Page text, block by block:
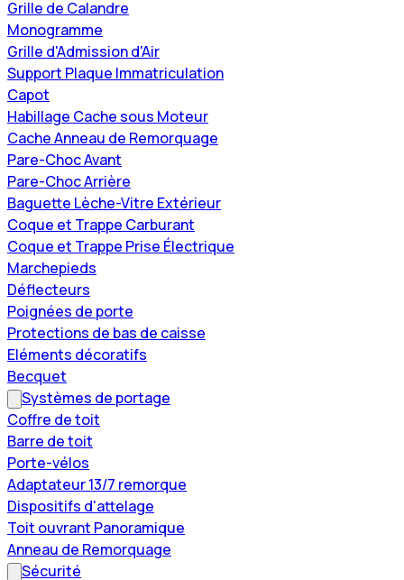
Grille de Calandre
Monogramme
Grille d'Admission d'Air
Support Plaque Immatriculation
Capot
Habillage Cache sous Moteur
Cache Anneau de Remorquage
Pare-Choc Avant
Pare-Choc Arrière
Baguette Lèche-Vitre Extérieur
Coque et Trappe Carburant
Coque et Trappe Prise Électrique
Marchepieds
Déflecteurs
Poignées de porte
Protections de bas de caisse
Eléments décoratifs
Becquet
Systèmes de portage
Coffre de toit
Barre de toit
Porte-vélos
Adaptateur 13/7 remorque
Dispositifs d'attelage
Toit ouvrant Panoramique
Anneau de Remorquage
Sécurité